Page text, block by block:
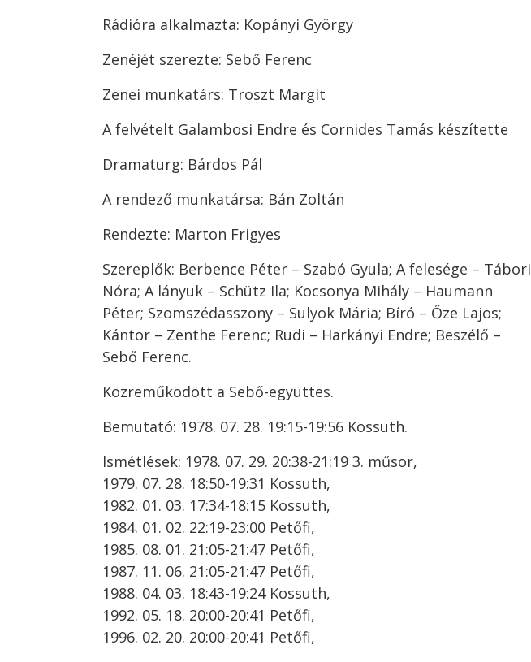
Rádióra alkalmazta: Kopányi György
Zenéjét szerezte: Sebő Ferenc
Zenei munkatárs: Troszt Margit
A felvételt Galambosi Endre és Cornides Tamás készítette
Dramaturg: Bárdos Pál
A rendező munkatársa: Bán Zoltán
Rendezte: Marton Frigyes
Szereplők: Berbence Péter – Szabó Gyula; A felesége – Tábori
Nóra; A lányuk – Schütz Ila; Kocsonya Mihály – Haumann
Péter; Szomszédasszony – Sulyok Mária; Bíró – Őze Lajos;
Kántor – Zenthe Ferenc; Rudi – Harkányi Endre; Beszélő –
Sebő Ferenc.
Közreműködött a Sebő-együttes.
Bemutató: 1978. 07. 28. 19:15-19:56 Kossuth.
Ismétlések: 1978. 07. 29. 20:38-21:19 3. műsor,
1979. 07. 28. 18:50-19:31 Kossuth,
1982. 01. 03. 17:34-18:15 Kossuth,
1984. 01. 02. 22:19-23:00 Petőfi,
1985. 08. 01. 21:05-21:47 Petőfi,
1987. 11. 06. 21:05-21:47 Petőfi,
1988. 04. 03. 18:43-19:24 Kossuth,
1992. 05. 18. 20:00-20:41 Petőfi,
1996. 02. 20. 20:00-20:41 Petőfi,